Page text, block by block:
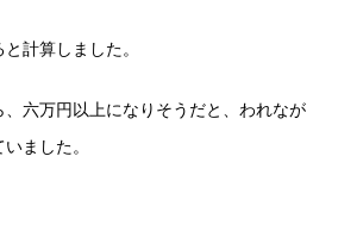
計算しました。
六万円以上になりそうだと、われなが
ました。